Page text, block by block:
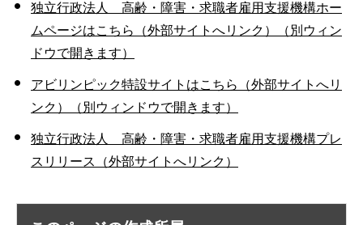
独立行政法人 高齢・障害・求職者雇用支援機構ホー
ムページはこちら（外部サイトへリンク）（別ウィン
ドウで開きます）
アビリンピック特設サイトはこちら（外部サイトへリ
ンク）（別ウィンドウで開きます）
独立行政法人 高齢・障害・求職者雇用支援機構プレ
スリリース（外部サイトへリンク）